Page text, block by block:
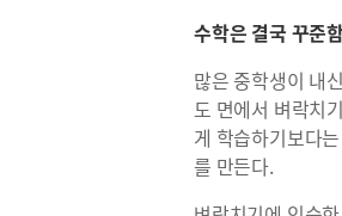
수학은 결국 꾸준
많은 중학생이 내
도 면에서 벼락치
게 학습하기보다
를 만든다.